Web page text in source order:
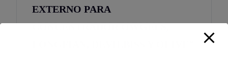
EXTERNO PARA
CONCENTRADOR OWGELS,